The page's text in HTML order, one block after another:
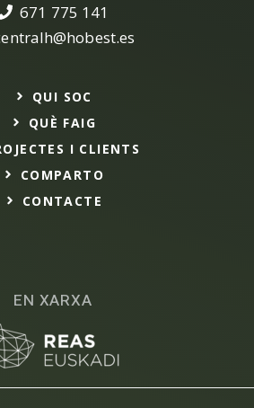
EN XARXA
671 775 141
QUI SOC
QUÈ FAIG
I CLIENTS
COMPARTO
CONTACTE